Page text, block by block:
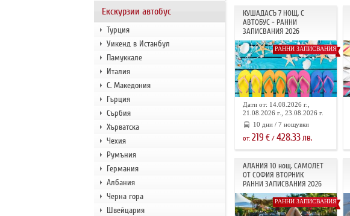
Екскурзии автобус
Турция
Уикенд в Истанбул
Памуккале
Италия
С. Македония
Гърция
Сърбия
Хърватска
Чехия
Румъния
Германия
Албания
Черна гора
Швейцария
КУШАДАСЪ 7 НОЩ. С
АВТОБУС - РАННИ
ЗАПИСВАНИЯ 2026
РАННИ ЗАПИСВАНИЯ
Дати от: 14.08.2026 г.,
21.08.2026 г., 23.08.2026 г.
10 дни / 7 нощувки
от: 219 €/ 428.33лв.
АЛАНИЯ 10 нощ. САМОЛЕТ
ОТ СОФИЯ ВТОРНИК
РАННИ ЗАПИСВАНИЯ 2026
РАННИ ЗАПИСВАНИЯ